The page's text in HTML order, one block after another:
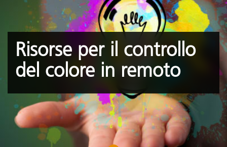
Risorse per il controllo
del colore in remoto